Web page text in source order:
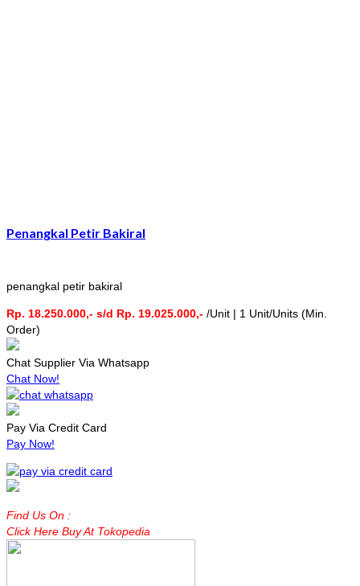
Penangkal Petir Bakiral
penangkal petir bakiral
Rp. 18.250.000,- s/d Rp. 19.025.000,- /Unit | 1 Unit/Units (Min.
Order)
Chat Supplier Via Whatsapp
Chat Now!
Pay Via Credit Card
Pay Now!
Find Us On :
Click Here Buy At Tokopedia